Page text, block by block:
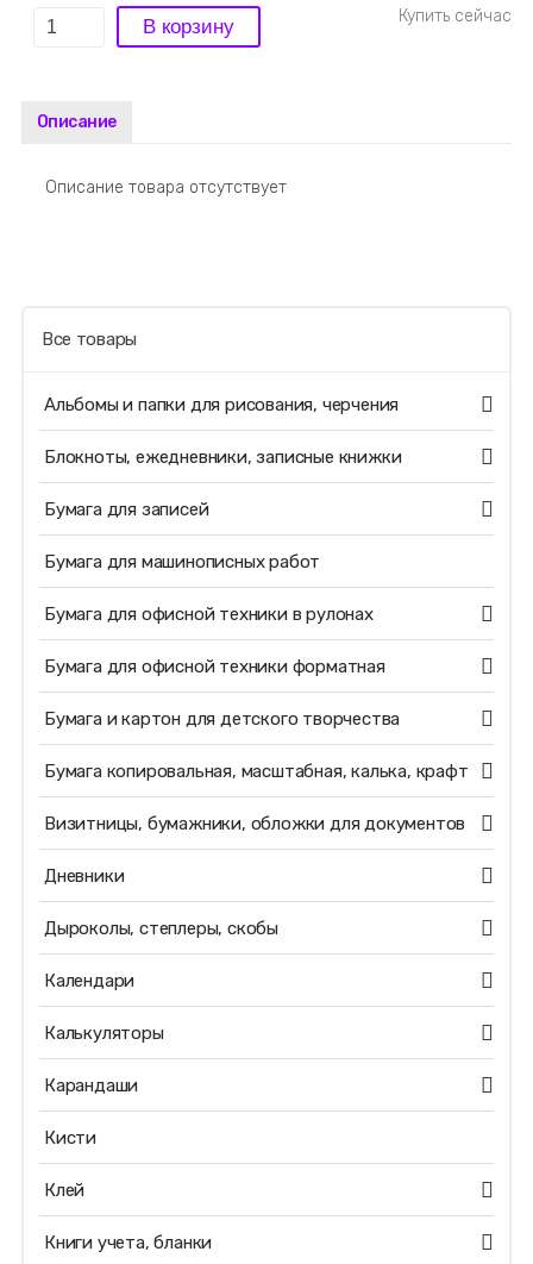
Описание
Описание товара отсутствует
Все товары
Альбомы и папки для рисования, черчения
Блокноты, ежедневники, записные книжки
Бумага для записей
Бумага для машинописных работ
Бумага для офисной техники в рулонах
Бумага для офисной техники форматная
Бумага и картон для детского творчества
Бумага копировальная, масштабная, калька, крафт
Визитницы, бумажники, обложки для документов
Дневники
Дыроколы, степлеры, скобы
Календари
Калькуляторы
Карандаши
Кисти
Клей
Книги учета, бланки